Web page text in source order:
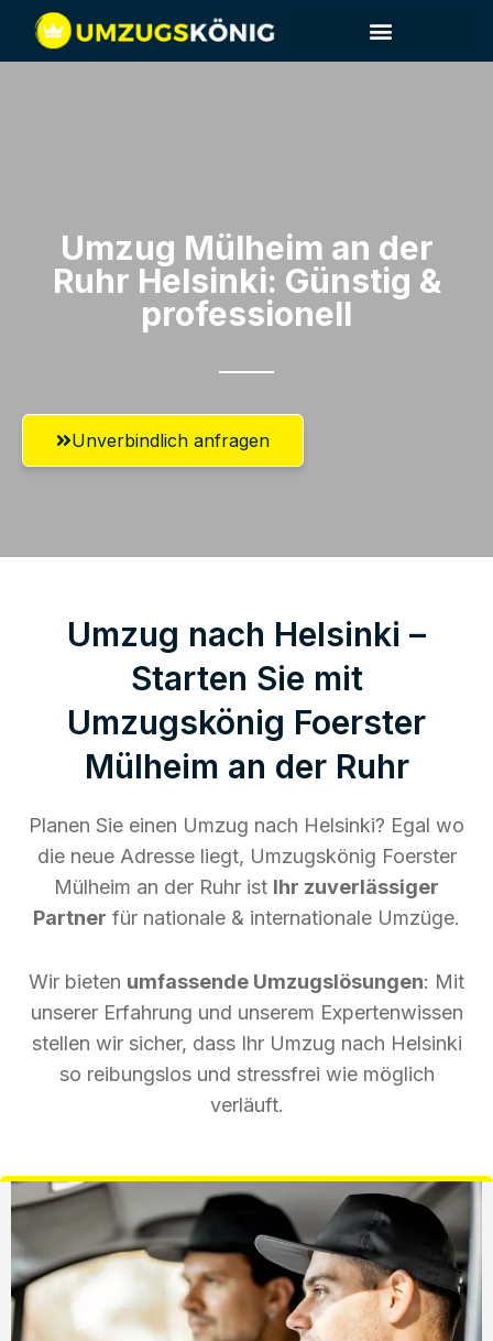
Umzug Mülheim an der
Ruhr​ Helsinki: Günstig &
professionell​
Unverbindlich anfragen
Umzug nach Helsinki –
Starten Sie mit
Umzugskönig Foerster
Mülheim an der Ruhr
Planen Sie einen Umzug nach Helsinki? Egal wo
die neue Adresse liegt, Umzugskönig Foerster
Mülheim an der Ruhr ist Ihr zuverlässiger
Partner für nationale & internationale Umzüge.
Wir bieten umfassende Umzugslösungen: Mit
unserer Erfahrung und unserem Expertenwissen
stellen wir sicher, dass Ihr Umzug nach Helsinki
so reibungslos und stressfrei wie möglich
verläuft.